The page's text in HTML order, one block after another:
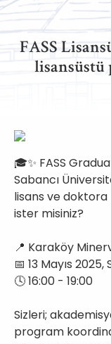
FASS
lisansüstü
🎓✨ FASS
Sabancı
lisans ve doktora
ister misiniz?
📍 Karaköy
📅 13 Mayıs 2025,
🕓 16:00 - 19:00
Sizleri;
program